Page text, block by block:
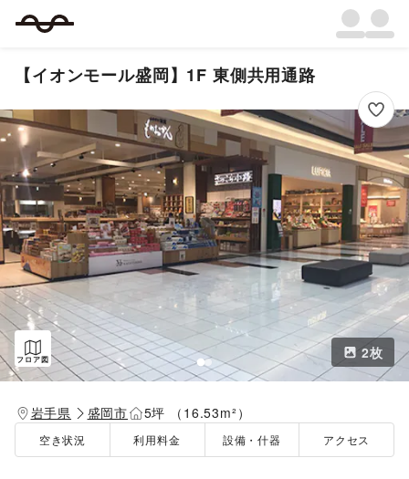
【イオンモール盛岡】1F 東側共用通路
フロア図 2枚
岩手県 盛岡市 5坪 （16.53m²）
空き状況 利用料金 設備・什器 アクセス